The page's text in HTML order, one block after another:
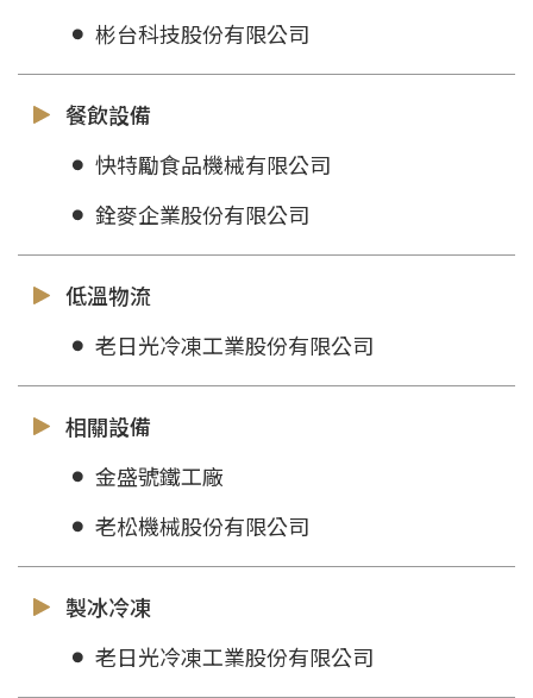
彬台科技股份有限公司
餐飲設備
快特勵食品機械有限公司
銓麥企業股份有限公司
低溫物流
老日光冷凍工業股份有限公司
相關設備
金盛號鐵工廠
老松機械股份有限公司
製冰冷凍
老日光冷凍工業股份有限公司